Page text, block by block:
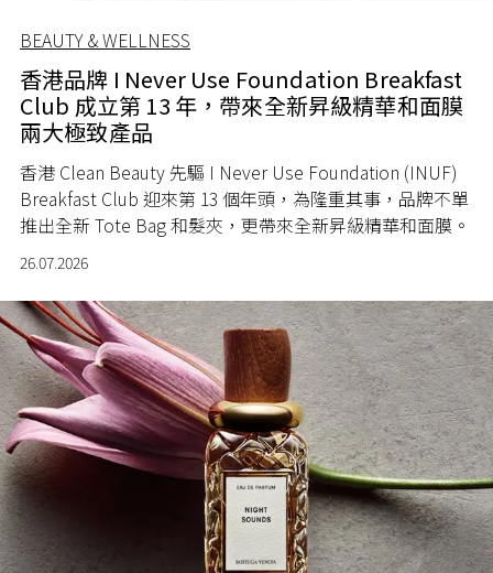
BEAUTY & WELLNESS
香港品牌 I Never Use Foundation Breakfast
Club 成立第 13 年，帶來全新昇級精華和面膜
兩大極致產品
香港 Clean Beauty 先驅 I Never Use Foundation (INUF)
Breakfast Club 迎來第 13 個年頭，為隆重其事，品牌不單
推出全新 Tote Bag 和髮夾，更帶來全新昇級精華和面膜。
26.07.2026